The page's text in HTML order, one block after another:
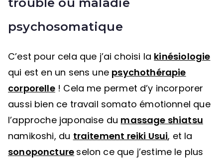
trouble ou maladie
psychosomatique
C’est pour cela que j’ai choisi la kinésiologie
qui est en un sens une psychothérapie
corporelle! Cela me permet d’y incorporer
aussi bien ce travail somato émotionnel que
l’approche japonaise du massage shiatsu
namikoshi, du traitement reiki Usui, et la
sonoponcture selon ce que j’estime le plus